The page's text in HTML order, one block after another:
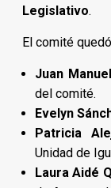
Legislativo.
El comité
Juan
del comité.
Evelyn
Patricia
Unidad de
Laura Aidé